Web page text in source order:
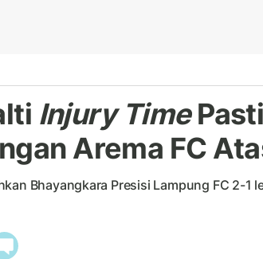
Injury Time
Arema FC
Bhayangkara Presisi Lampung FC 2-1